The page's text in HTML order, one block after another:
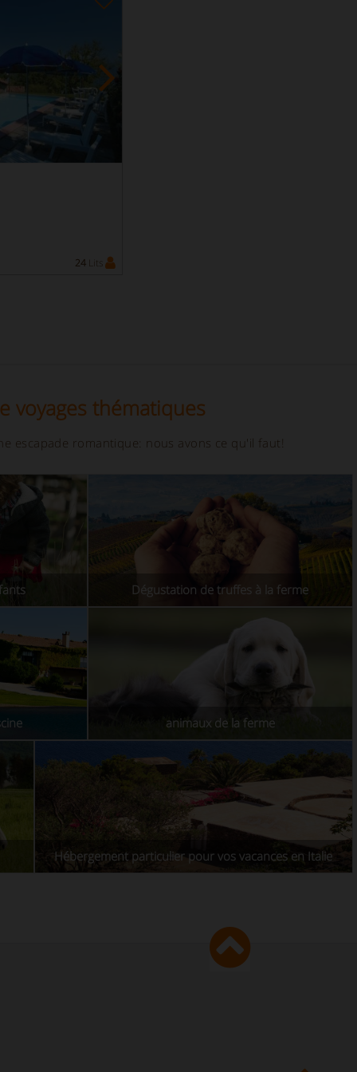
24 Lits
voyages thématiques
escapade romantique: nous avons ce qu'il faut!
Dégustation de truffes à la ferme
animaux de la ferme
Hébergement particulier pour vos vacances en Italie